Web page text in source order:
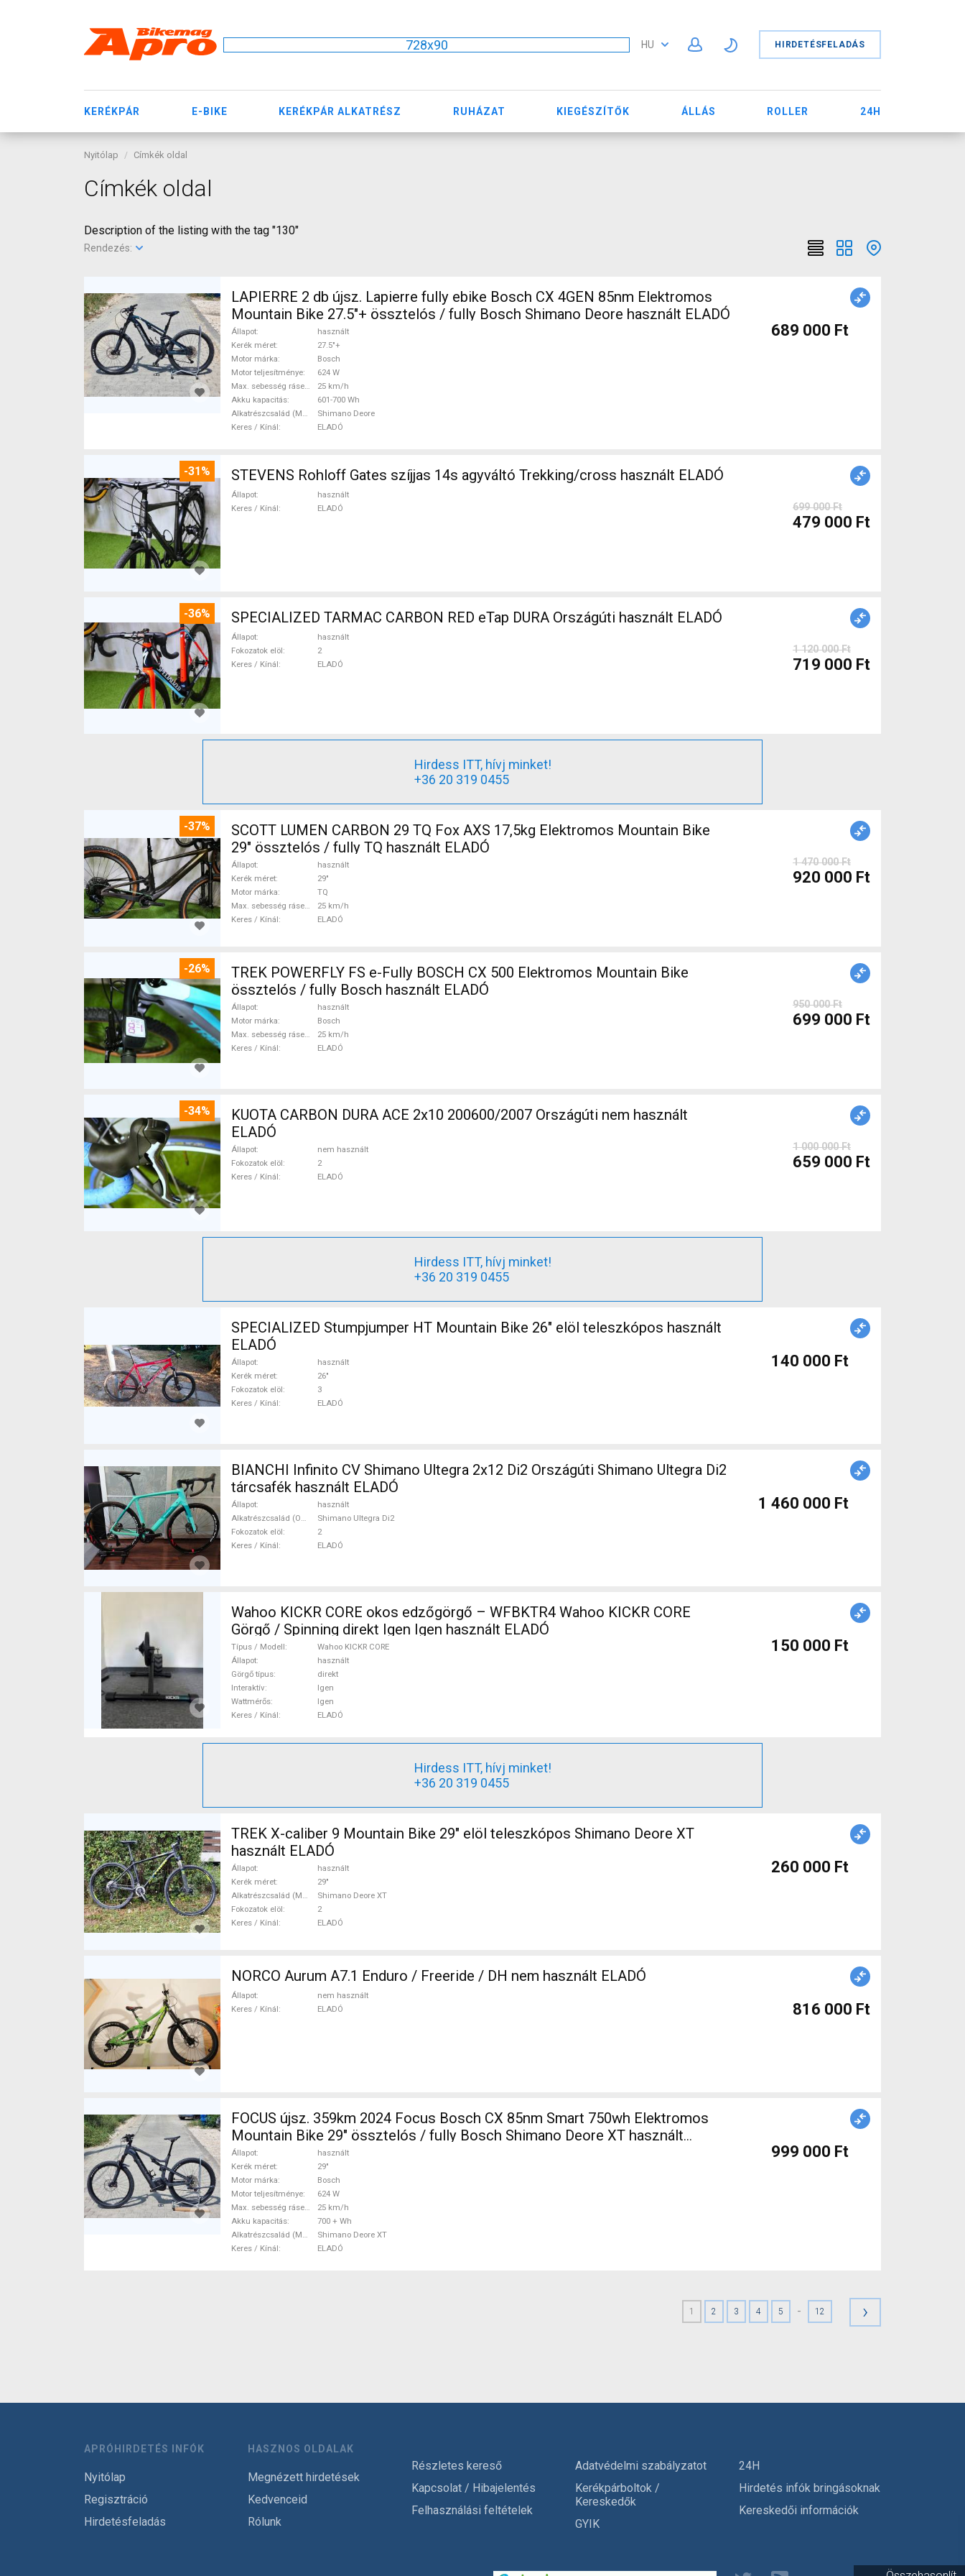
728x90 HU HIRDETÉSFELADÁS
KERÉKPÁR E-BIKE KERÉKPÁR ALKATRÉSZ RUHÁZAT KIEGÉSZÍTŐK ÁLLÁS ROLLER 24H
Nyitólap Címkék oldal
Címkék oldal
Description of the listing with the tag "130"
Rendezés:
LAPIERRE 2 db újsz. Lapierre fully ebike Bosch CX 4GEN 85nm Elektromos
Mountain Bike 27.5"+ össztelós / fully Bosch Shimano Deore használt ELADÓ
Állapot
használt
Kerék méret
27.5"+
Motor márka
Bosch
Motor teljesítménye
624 W
Max. sebesség rásegítéssel
25 km/h
Akku kapacitás
601-700 Wh
Alkatrészcsalád (MTB)
Shimano Deore
Keres / Kínál
ELADÓ
689 000 Ft
-31% STEVENS Rohloff Gates szíjjas 14s agyváltó Trekking/cross használt ELADÓ
Állapot
használt
Keres / Kínál
ELADÓ 699 000 Ft
479 000 Ft
-36% SPECIALIZED TARMAC CARBON RED eTap DURA Országúti használt ELADÓ
Állapot
használt
Fokozatok elöl
2
Keres / Kínál
ELADÓ
1 120 000 Ft
719 000 Ft
Hirdess ITT, hívj minket!
+36 20 319 0455
-37%
SCOTT LUMEN CARBON 29 TQ Fox AXS 17,5kg Elektromos Mountain Bike
29" össztelós / fully TQ használt ELADÓ
Állapot
használt
Kerék méret
29"
Motor márka
TQ
Max. sebesség rásegítéssel
25 km/h
Keres / Kínál
ELADÓ
1 470 000 Ft
920 000 Ft
-26%
TREK POWERFLY FS e-Fully BOSCH CX 500 Elektromos Mountain Bike
össztelós / fully Bosch használt ELADÓ
Állapot
használt
Motor márka
Bosch
Max. sebesség rásegítéssel
25 km/h
Keres / Kínál
ELADÓ
950 000 Ft
699 000 Ft
-34%
KUOTA CARBON DURA ACE 2x10 200600/2007 Országúti nem használt
ELADÓ
Állapot
nem használt
Fokozatok elöl
2
Keres / Kínál
ELADÓ
1 000 000 Ft
659 000 Ft
Hirdess ITT, hívj minket!
+36 20 319 0455
SPECIALIZED Stumpjumper HT Mountain Bike 26" elöl teleszkópos használt
ELADÓ
Állapot
használt
Kerék méret
26"
Fokozatok elöl
3
Keres / Kínál
ELADÓ
140 000 Ft
BIANCHI Infinito CV Shimano Ultegra 2x12 Di2 Országúti Shimano Ultegra Di2
tárcsafék használt ELADÓ
Állapot
használt
Alkatrészcsalád (Outi)
Shimano Ultegra Di2
Fokozatok elöl
2
Keres / Kínál
ELADÓ
1 460 000 Ft
Wahoo KICKR CORE okos edzőgörgő – WFBKTR4 Wahoo KICKR CORE
Görgő / Spinning direkt Igen Igen használt ELADÓ
Típus / Modell
Wahoo KICKR CORE
Állapot
használt
Görgő típus
direkt
Interaktív
Igen
Wattmérős
Igen
Keres / Kínál
ELADÓ
150 000 Ft
Hirdess ITT, hívj minket!
+36 20 319 0455
TREK X-caliber 9 Mountain Bike 29" elöl teleszkópos Shimano Deore XT
használt ELADÓ
Állapot
használt
Kerék méret
29"
Alkatrészcsalád (MTB)
Shimano Deore XT
Fokozatok elöl
2
Keres / Kínál
ELADÓ
260 000 Ft
NORCO Aurum A7.1 Enduro / Freeride / DH nem használt ELADÓ
Állapot
nem használt
Keres / Kínál
ELADÓ 816 000 Ft
FOCUS újsz. 359km 2024 Focus Bosch CX 85nm Smart 750wh Elektromos
Mountain Bike 29" össztelós / fully Bosch Shimano Deore XT használt
ELADÓ
Állapot
használt
Kerék méret
29"
Motor márka
Bosch
Motor teljesítménye
624 W
Max. sebesség rásegítéssel
25 km/h
Akku kapacitás
700 + Wh
Alkatrészcsalád (MTB)
Shimano Deore XT
Keres / Kínál
ELADÓ
999 000 Ft
1 2 3 4 5 - 12 ›
APRÓHIRDETÉS INFÓK
Nyitólap
Regisztráció
Hirdetésfeladás
HASZNOS OLDALAK
Megnézett hirdetések
Kedvenceid
Rólunk
Részletes kereső
Kapcsolat / Hibajelentés
Felhasználási feltételek
Adatvédelmi szabályzatot
Kerékpárboltok /
Kereskedők
GYIK
24H
Hirdetés infók bringásoknak
Kereskedői információk